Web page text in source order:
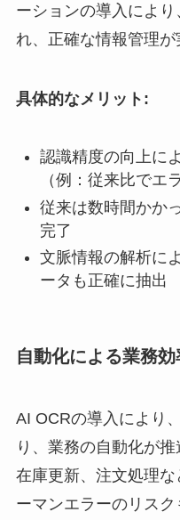
ーションの導入によ
れ、正確な情報管理が
具体的なメリット:
認識精度の向上に
（例：従来比でエ
従来は数時間かか
完了
文脈情報の解析に
ータも正確に抽出
自動化による業務
AI OCRの導入により
り、業務の自動化が推
在庫更新、注文処理
ーマンエラーのリス